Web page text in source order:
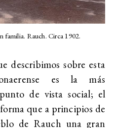
familia. Rauch. Circa 1902.
describimos sobre esta
es la más
de vista social; el
que a principios de
de Rauch una gran